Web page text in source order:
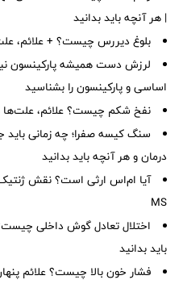
| هر آنچه باید بدانید
بلوغ دیررس چیست؟ + علائم،
لرزش دست همیشه پارکینسون
اساسی و پارکینسون را بشناسید
نفخ شکم چیست؟ علائم، علت‌ها
سنگ کیسه صفرا؛ چه زمانی باید
درمان و هر آنچه باید بدانید
آیا ام‌اس ارثی است؟ نقش
MS
اختلال تعادل گوش داخلی
باید بدانید
فشار خون بالا چیست؟ علائم